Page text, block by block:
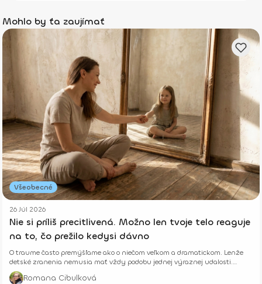
Mohlo by ťa zaujímať
Všeobecné
26 Júl 2026
Nie si príliš precitlivená. Možno len tvoje telo reaguje
na to, čo prežilo kedysi dávno
O traume často premýšľame ako o niečom veľkom a dramatickom. Lenže
detské zranenia nemusia mať vždy podobu jednej výraznej udalosti.
Niekedy rastú potichu.
Romana Cibulková